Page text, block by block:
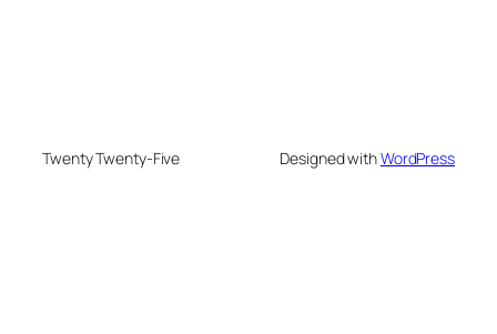
Twenty Twenty-Five Designed withWordPress